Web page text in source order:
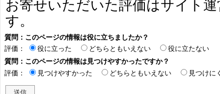
お寄せいただいた評価はサイト
す。
質問：このページの情報は役に立ちましたか？
評価：
役に立った どちらともいえない
役に立たない
質問：このページの情報は見つけやすかったですか？
評価：
見つけやすかった どちらともいえない 見つけに